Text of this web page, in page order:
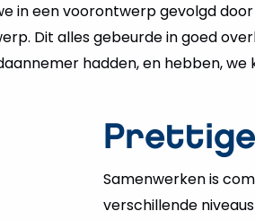
in een voorontwerp gevolgd
Dit alles gebeurde in goed
hadden, en hebben,
Samenwerken is
verschillende